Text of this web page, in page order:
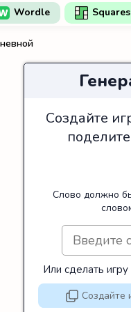
Wordle Squares
Создайте
Слово должно
Или сделать
Создайте